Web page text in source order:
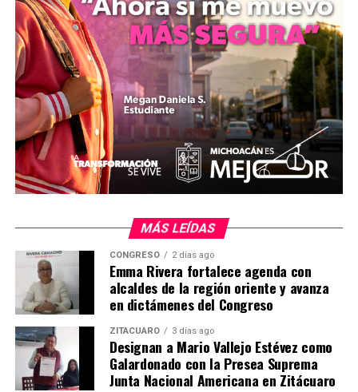
Durante los días señalados, los usuarios podrán adquirir
promociones y servicios que tendrán vigencia en
distintas temporadas del año. El ayuntamiento de
Alfonso Martínez Alcázar indicó que estas acciones
forman parte de una política pública orientada al
desarrollo económico sostenible y al trabajo conjunto
con la iniciativa privada para consolidar la
infraestructura comercial de la región.
MÁS LEÍDAS
CONGRESO 2 días ago
Emma Rivera fortalece agenda con
alcaldes de la región oriente y avanza
en dictámenes del Congreso
ZITÁCUARO 3 días ago
Designan a Mario Vallejo Estévez como
Galardonado con la Presea Suprema
Junta Nacional Americana en Zitácuaro